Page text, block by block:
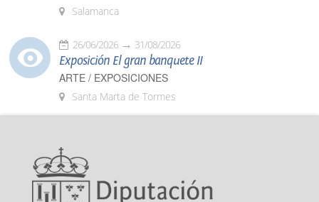
Salamanca
26/06/2026 31/08/2026
Exposición El gran banquete II
ARTE / EXPOSICIONES
Santa Marta de Tormes